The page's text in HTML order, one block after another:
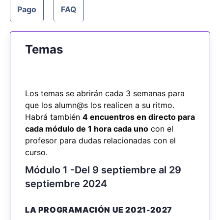
Pago FAQ
Temas
Los temas se abrirán cada 3 semanas para
que los alumn@s los realicen a su ritmo.
Habrá también 4 encuentros en directo para
cada módulo de 1 hora cada uno con el
profesor para dudas relacionadas con el
curso.
Módulo 1 -Del 9 septiembre al 29
septiembre 2024
LA PROGRAMACIÓN UE 2021-2027